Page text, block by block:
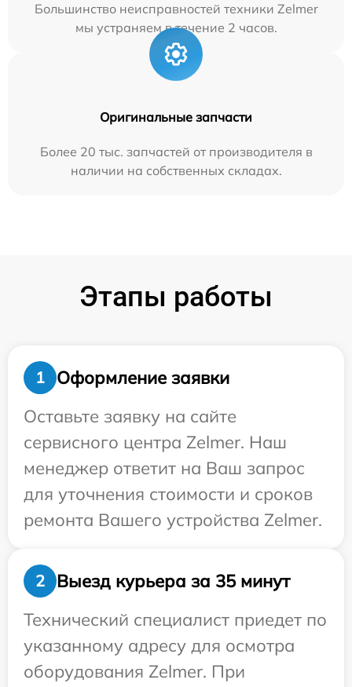
Большинство неисправностей техники Zelmer
мы устраняем в течение 2 часов.
Оригинальные запчасти
Более 20 тыс. запчастей от производителя в
наличии на собственных складах.
Этапы работы
1
Оформление заявки
Оставьте заявку на сайте
сервисного центра Zelmer. Наш
менеджер ответит на Ваш запрос
для уточнения стоимости и сроков
ремонта Вашего устройства Zelmer.
2
Выезд курьера за 35 минут
Технический специалист приедет по
указанному адресу для осмотра
оборудования Zelmer. При